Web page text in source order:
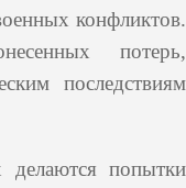
конфликтов.
потерь,
последствиям
попытки